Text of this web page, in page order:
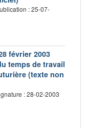
: 25-07-
février 2003
temps de travail
(texte non
: 28-02-2003